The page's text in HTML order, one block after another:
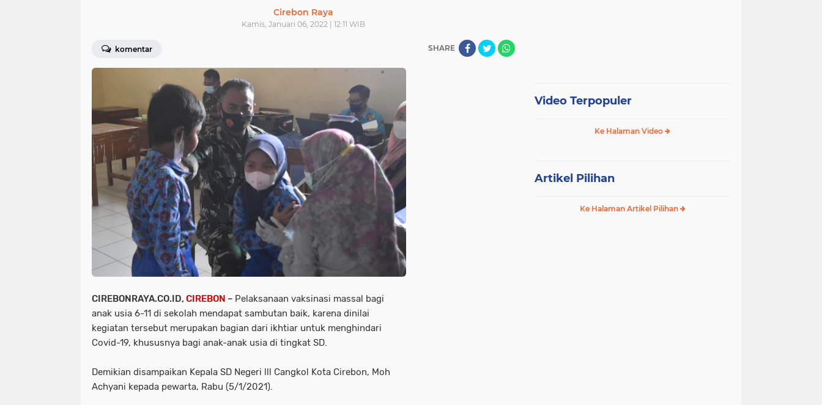
Cirebon Raya
Kamis, Januari 06, 2022 | 12:11 WIB
komentar SHARE
CIREBONRAYA.CO.ID, CIREBON – Pelaksanaan vaksinasi massal bagi
anak usia 6-11 di sekolah mendapat sambutan baik, karena dinilai
kegiatan tersebut merupakan bagian dari ikhtiar untuk menghindari
Covid-19, khususnya bagi anak-anak usia di tingkat SD.
Demikian disampaikan Kepala SD Negeri lll Cangkol Kota Cirebon, Moh
Achyani kepada pewarta, Rabu (5/1/2021).
Video Terpopuler
Ke Halaman Video
Artikel Pilihan
Ke Halaman Artikel Pilihan